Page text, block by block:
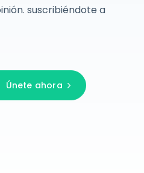
suscribiéndote a
Únete ahora